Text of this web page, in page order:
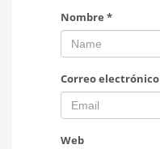
Nombre *
Correo electrónico
Web